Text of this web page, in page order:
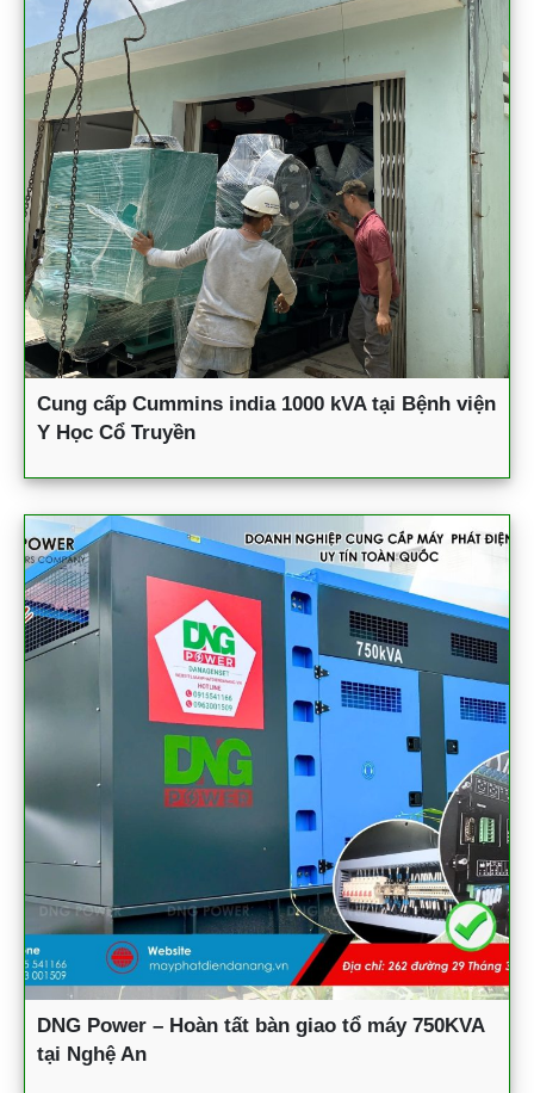
Cung cấp Cummins india 1000 kVA tại Bệnh viện
Y Học Cổ Truyền
DNG Power – Hoàn tất bàn giao tổ máy 750KVA
tại Nghệ An